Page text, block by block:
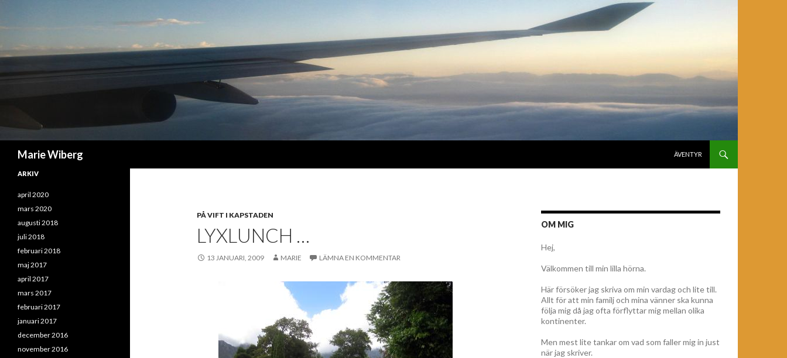
Marie Wiberg
ÄVENTYR
PÅ VIFT I KAPSTADEN
LYXLUNCH …
13 JANUARI, 2009 MARIE LÄMNA EN KOMMENTAR
OM MIG
Hej,
Välkommen till min lilla hörna.
Här försöker jag skriva om min vardag och lite till.
Allt för att min familj och mina vänner ska kunna
följa mig då jag ofta förflyttar mig mellan olika
kontinenter.
Men mest lite tankar om vad som faller mig in just
när jag skriver.
ARKIV
april 2020
mars 2020
augusti 2018
juli 2018
februari 2018
maj 2017
april 2017
mars 2017
februari 2017
januari 2017
december 2016
november 2016